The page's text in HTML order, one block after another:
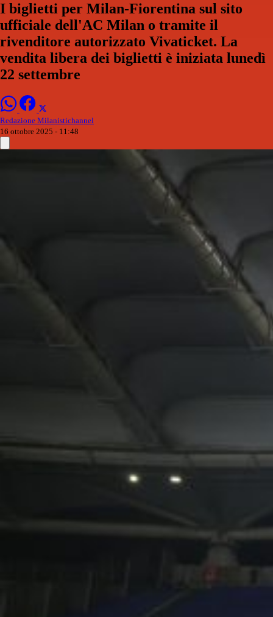
I biglietti per Milan-Fiorentina sul sito
ufficiale dell'AC Milan o tramite il
rivenditore autorizzato Vivaticket. La
vendita libera dei biglietti è iniziata lunedì
22 settembre
Redazione Milanistichannel
16 ottobre 2025 - 11:48